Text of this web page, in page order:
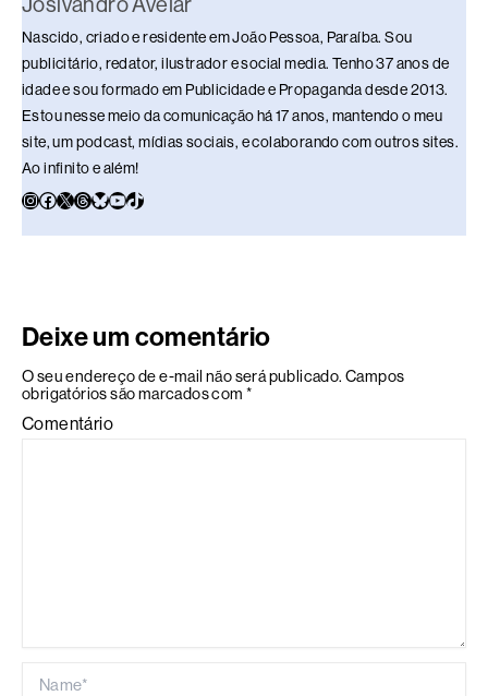
Josivandro Avelar
Nascido, criado e residente em João Pessoa, Paraíba. Sou
publicitário, redator, ilustrador e social media. Tenho 37 anos de
idade e sou formado em Publicidade e Propaganda desde 2013.
Estou nesse meio da comunicação há 17 anos, mantendo o meu
site, um podcast, mídias sociais, e colaborando com outros sites.
Ao infinito e além!
Deixe um comentário
O seu endereço de e-mail não será publicado. Campos
obrigatórios são marcados com *
Comentário